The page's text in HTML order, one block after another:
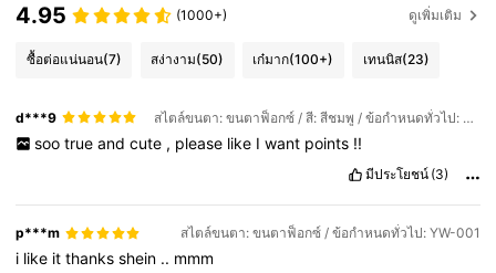
4.95 (1000+) ดูเพิ่มเติม
ซื้อต่อแน่นอน(7) สง่างาม(50) เก๋มาก(100+) เทนนิส(23)
d***9 สไตล์ขนตา: ขนตาฟ็อกซ์ / สี: สีชมพู / ข้อกำหนดทั่วไป: YW-001
soo true and cute , please like I want points !!
มีประโยชน์ (3)
p***m สไตล์ขนตา: ขนตาฟ็อกซ์ / ข้อกำหนดทั่วไป: YW-001
i like itthanksshein .. mmm